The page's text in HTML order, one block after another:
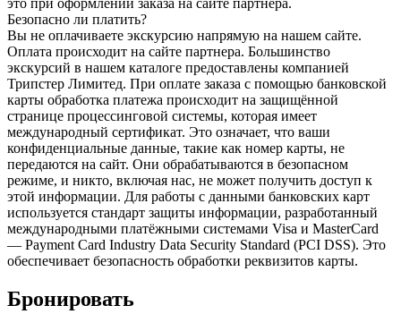
Безопасно ли платить?
Вы не оплачиваете экскурсию напрямую на нашем сайте.
Оплата происходит на сайте партнера. Большинство
экскурсий в нашем каталоге предоставлены компанией
Трипстер Лимитед. При оплате заказа с помощью банковской
карты обработка платежа происходит на защищённой
странице процессинговой системы, которая имеет
международный сертификат. Это означает, что ваши
конфиденциальные данные, такие как номер карты, не
передаются на сайт. Они обрабатываются в безопасном
режиме, и никто, включая нас, не может получить доступ к
этой информации. Для работы с данными банковских карт
используется стандарт защиты информации, разработанный
международными платёжными системами Visa и MasterCard
— Payment Card Industry Data Security Standard (PCI DSS). Это
обеспечивает безопасность обработки реквизитов карты.
Бронировать